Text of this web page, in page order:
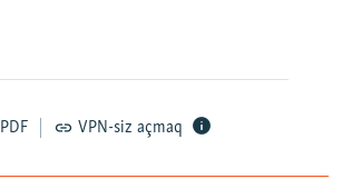
PDF VPN-siz açmaq